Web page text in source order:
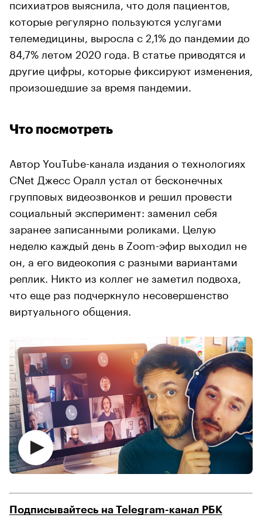
психиатров выяснила, что доля пациентов,
которые регулярно пользуются услугами
телемедицины, выросла с 2,1% до пандемии до
84,7% летом 2020 года. В статье приводятся и
другие цифры, которые фиксируют изменения,
произошедшие за время пандемии.
Что посмотреть
Автор YouTube-канала издания о технологиях
CNet Джесс Оралл устал от бесконечных
групповых видеозвонков и решил провести
социальный эксперимент: заменил себя
заранее записанными роликами. Целую
неделю каждый день в Zoom-эфир выходил не
он, а его видеокопия с разными вариантами
реплик. Никто из коллег не заметил подвоха,
что еще раз подчеркнуло несовершенство
виртуального общения.
Подписывайтесь на Telegram-канал РБК